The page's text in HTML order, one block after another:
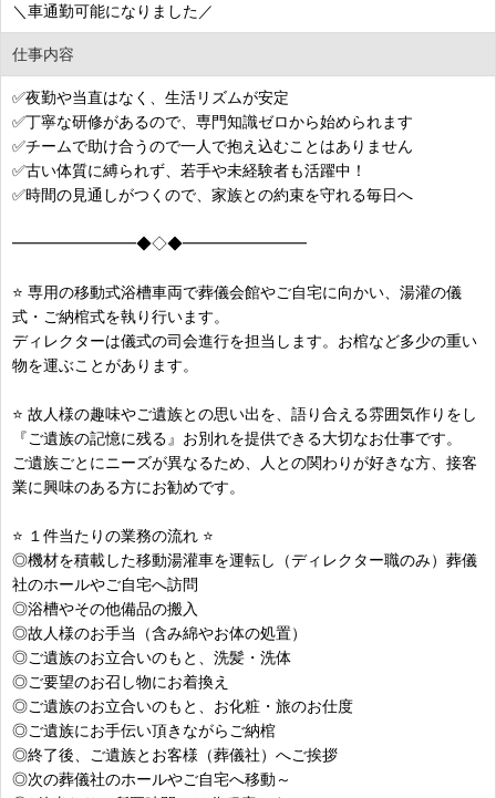
＼車通勤可能になりました／
仕事内容
✅夜勤や当直はなく、生活リズムが安定
✅丁寧な研修があるので、専門知識ゼロから始められます
✅チームで助け合うので一人で抱え込むことはありません
✅古い体質に縛られず、若手や未経験者も活躍中！
✅時間の見通しがつくので、家族との約束を守れる毎日へ
━━━━━━━━◆◇◆━━━━━━━━
⭐ 専用の移動式浴槽車両で葬儀会館やご自宅に向かい、湯灌の儀
式・ご納棺式を執り行います。
ディレクターは儀式の司会進行を担当します。お棺など多少の重い
物を運ぶことがあります。
⭐ 故人様の趣味やご遺族との思い出を、語り合える雰囲気作りをし
『ご遺族の記憶に残る』お別れを提供できる大切なお仕事です。
ご遺族ごとにニーズが異なるため、人との関わりが好きな方、接客
業に興味のある方にお勧めです。
⭐ １件当たりの業務の流れ ⭐
◎機材を積載した移動湯灌車を運転し（ディレクター職のみ）葬儀
社のホールやご自宅へ訪問
◎浴槽やその他備品の搬入
◎故人様のお手当（含み綿やお体の処置）
◎ご遺族のお立合いのもと、洗髪・洗体
◎ご要望のお召し物にお着換え
◎ご遺族のお立合いのもと、お化粧・旅のお仕度
◎ご遺族にお手伝い頂きながらご納棺
◎終了後、ご遺族とお客様（葬儀社）へご挨拶
◎次の葬儀社のホールやご自宅へ移動～